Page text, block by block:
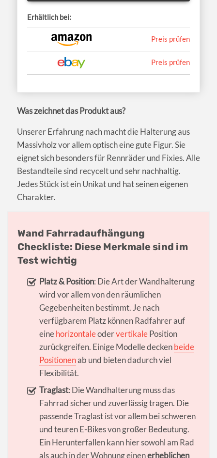
Erhältlich bei:
Preis prüfen
Preis prüfen
Was zeichnet das Produkt aus?
Unserer Erfahrung nach macht die Halterung aus
Massivholz vor allem optisch eine gute Figur. Sie
eignet sich besonders für Rennräder und Fixies. Alle
Bestandteile sind recycelt und sehr nachhaltig.
Jedes Stück ist ein Unikat und hat seinen eigenen
Charakter.
Wand Fahrradaufhängung
Checkliste: Diese Merkmale sind im
Test wichtig
Platz & Position: Die Art der Wandhalterung
wird vor allem von den räumlichen
Gegebenheiten bestimmt. Je nach
verfügbarem Platz können Radfahrer auf
einehorizontaleodervertikalePosition
zurückgreifen. Einige Modelle deckenbeide
Positionenab und bieten dadurch viel
Flexibilität.
Traglast: Die Wandhalterung muss das
Fahrrad sicher und zuverlässig tragen. Die
passende Traglast ist vor allem bei schweren
und teuren E-Bikes von großer Bedeutung.
Ein Herunterfallen kann hier sowohl am Rad
als auch in der Wohnung einenerheblichen